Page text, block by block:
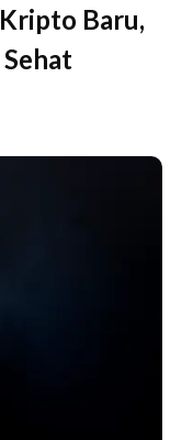
Baru,